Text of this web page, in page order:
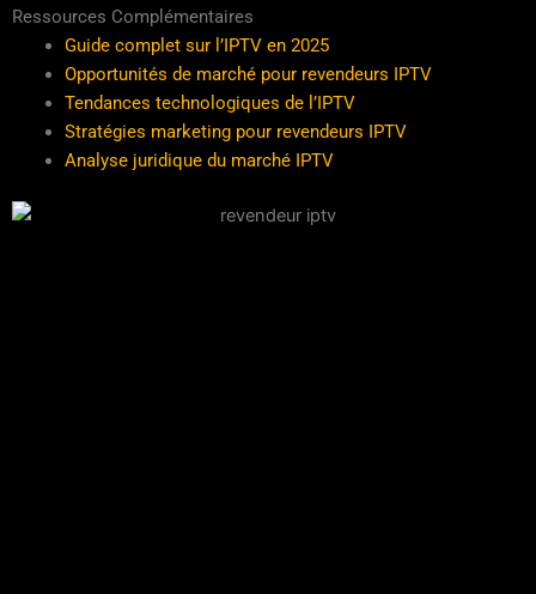
Ressources Complémentaires
Guide complet sur l’IPTV en 2025
Opportunités de marché pour revendeurs IPTV
Tendances technologiques de l’IPTV
Stratégies marketing pour revendeurs IPTV
Analyse juridique du marché IPTV